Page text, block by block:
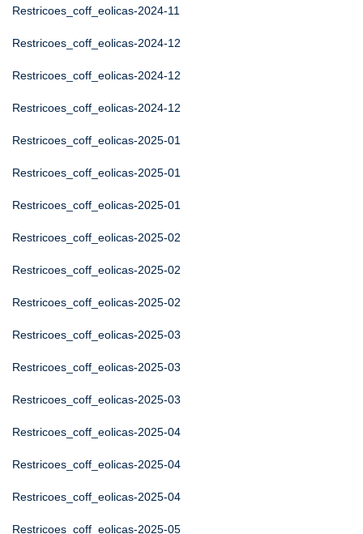
Restricoes_coff_eolicas-2024-11
Restricoes_coff_eolicas-2024-12
Restricoes_coff_eolicas-2024-12
Restricoes_coff_eolicas-2024-12
Restricoes_coff_eolicas-2025-01
Restricoes_coff_eolicas-2025-01
Restricoes_coff_eolicas-2025-01
Restricoes_coff_eolicas-2025-02
Restricoes_coff_eolicas-2025-02
Restricoes_coff_eolicas-2025-02
Restricoes_coff_eolicas-2025-03
Restricoes_coff_eolicas-2025-03
Restricoes_coff_eolicas-2025-03
Restricoes_coff_eolicas-2025-04
Restricoes_coff_eolicas-2025-04
Restricoes_coff_eolicas-2025-04
Restricoes_coff_eolicas-2025-05